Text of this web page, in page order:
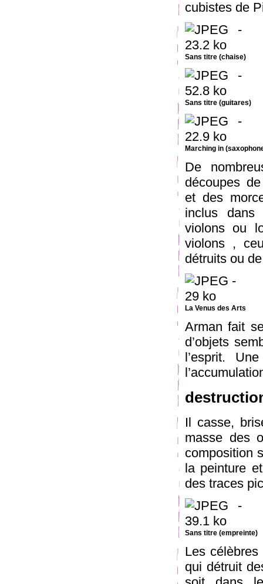
cubistes de
Sans titre (chaise)
Sans titre (guitares)
Marching in
De
découpes
et des
inclus dans
violons ou
violons ,
détruits ou
La Venus des Arts
Arman fait
d’objets
l’esprit.
Il casse,
masse des
composition
la peinture
des traces
Sans titre (empreinte)
Les célèbres
qui détruit